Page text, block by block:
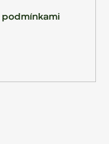
podmínkami